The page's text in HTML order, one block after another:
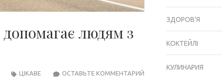
допомагає людям з
ОСТАВЬТЕ КОММЕНТАРИЙ
ЦІКАВЕ
ЗДОРОВ'Я
КОКТЕЙЛІ
КУЛИНАРИЯ